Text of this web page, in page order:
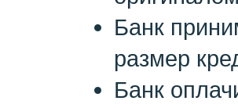
Банк
размер
Банк